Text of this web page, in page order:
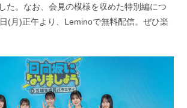
た。なお、会見の模様を収めた特別編につ
(月)正午より、Leminoで無料配信。ぜひ楽